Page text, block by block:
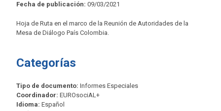
Fecha de publicación: 09/03/2021
Hoja de Ruta en el marco de la Reunión de Autoridades de la
Mesa de Diálogo País Colombia.
Categorías
Tipo de documento: Informes Especiales
Coordinador: EUROsociAL+
Idioma: Español